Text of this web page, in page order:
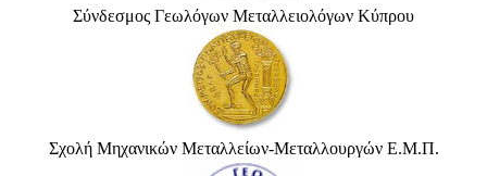
Σύνδεσμος Γεωλόγων Μεταλλειολόγων Κύπρου
Σχολή Μηχανικών Μεταλλείων-Μεταλλουργών Ε.Μ.Π.